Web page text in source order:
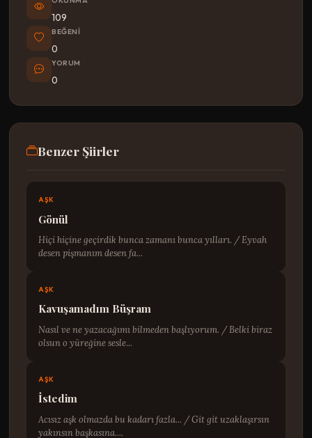
109
BEĞENI
0
YORUM
0
Benzer Şiirler
AŞK
Gönül
Hiçi hiçine geçirdik bunca zamanı bunca yılları. / Eyvah
desen pişmanım desen fa...
AŞK
Kavuşamadım Büşram
Nasıl ve ne yazacağımı bilmeden başlıyorum. / Belki biraz
olsun o yüreğine sesle...
AŞK
İstedim
Acısız aşk olmazda bu kadarı fazla... / Git git uzaklaşırsın
yakınsın başkasına....